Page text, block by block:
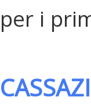
per i